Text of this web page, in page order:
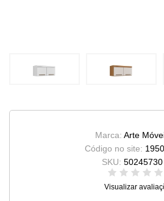
Marca: Arte
Código no site:
SKU: 50245730
Visualizar